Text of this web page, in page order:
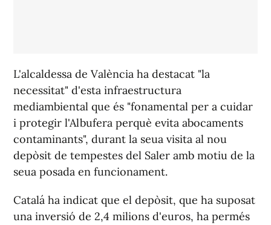
L'alcaldessa de València ha destacat "la
necessitat" d'esta infraestructura
mediambiental que és "fonamental per a cuidar
i protegir l'Albufera perquè evita abocaments
contaminants", durant la seua visita al nou
depòsit de tempestes del Saler amb motiu de la
seua posada en funcionament.
Catalá ha indicat que el depòsit, que ha suposat
una inversió de 2,4 milions d'euros, ha permés